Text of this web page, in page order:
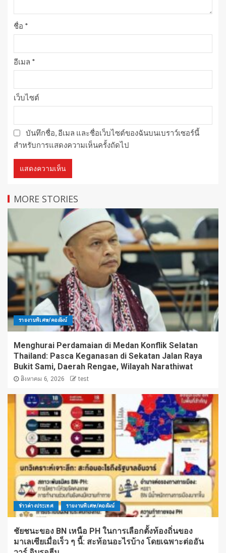
ชื่อ *
อีเมล *
เว็บไซต์
บันทึกชื่อ, อีเมล และชื่อเว็บไซต์ของฉันบนเบราว์เซอร์นี้
สำหรับการแสดงความเห็นครั้งถัดไป
MORE STORIES
รายงานพิเศษ/คอลัมน์
Menghurai Perdamaian di Medan Konflik Selatan
Thailand: Pasca Keganasan di Sekatan Jalan Raya
Bukit Sami, Daerah Rengae, Wilayah Narathiwat
สิงหาคม 6, 2026 test
ข่าวต่างประเทศ รายงานพิเศษ/คอลัมน์
ชัยชนะของ BN เหนือ PH ในการเลือกตั้งท้องถิ่นของ
มาเลเซียเมื่อเร็ว ๆ นี้: สะท้อนอะไรบ้าง โดยเฉพาะต่ออัน